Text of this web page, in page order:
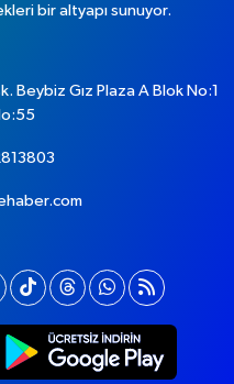
bir altyapı sunuyor.
Beybiz Gız Plaza A Blok No:1